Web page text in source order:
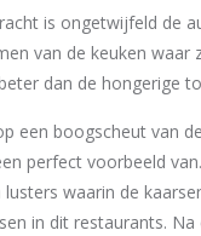
is ongetwijfeld de
van de keuken
dan de hongerige
een boogscheut van
perfect voorbeeld
waarin de
in dit restaurants.